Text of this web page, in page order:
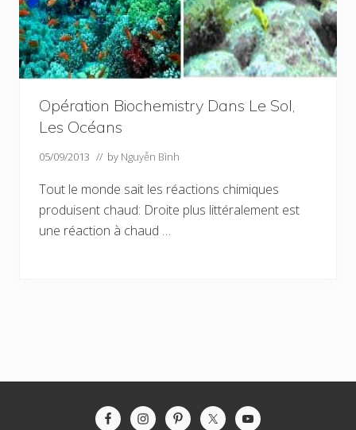
Opération Biochemistry Dans Le Sol,
Les Océans
05/09/2013 // by Nguyễn Bình
Tout le monde sait les réactions chimiques
produisent chaud: Droite plus littéralement est
une réaction à chaud …